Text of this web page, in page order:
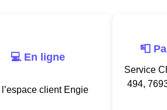
💻 En ligne
client Engie
📮
Service
494,